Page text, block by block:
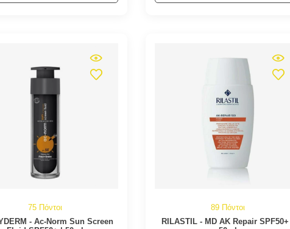
75 Πόντοι
- Ac-Norm Sun Screen
89 Πόντοι
RILASTIL - MD AK Repair SPF50+ |